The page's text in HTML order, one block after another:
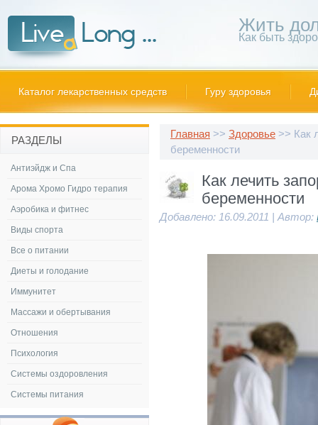
Жить
Как быть
Каталог лекарственных средств Гуру здоровья
Главная >> Здоровье >> Как
беременности
Как лечить
беременности
Добавлено: 16.09.2011 | Автор:
РАЗДЕЛЫ
Антиэйдж и Спа
Арома Хромо Гидро терапия
Аэробика и фитнес
Виды спорта
Все о питании
Диеты и голодание
Иммунитет
Массажи и обертывания
Отношения
Психология
Системы оздоровления
Системы питания